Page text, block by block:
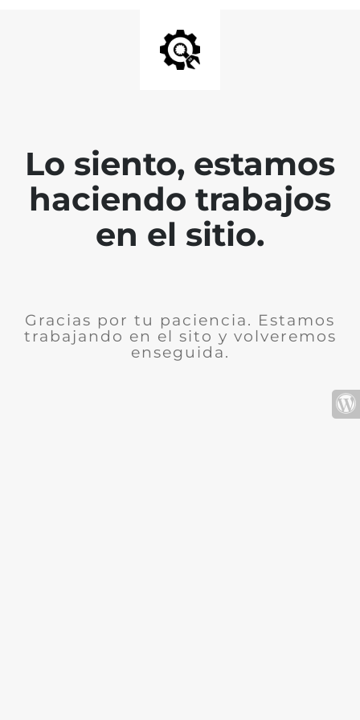
Lo siento, estamos
haciendo trabajos
en el sitio.
Gracias por tu paciencia. Estamos
trabajando en el sito y volveremos
enseguida.